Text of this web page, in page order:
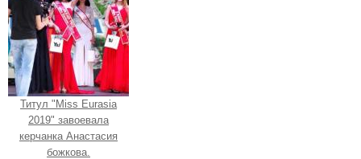
Титул "Miss Eurasia
2019" завоевала
керчанка Анастасия
божкова.